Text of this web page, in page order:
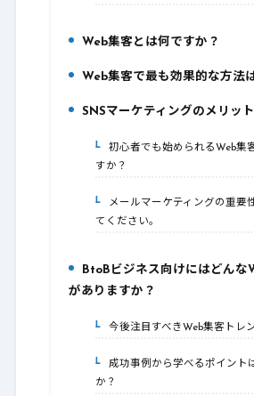
Web集客とは何ですか？
Web集客で最も効果的な方法
8.SNSマーケティングのメリッ
8-1.初心者でも始められるWeb集
すか？
8-2.メールマーケティングの重要
てください。
9.BtoBビジネス向けにはどんな
がありますか？
9-1.今後注目すべきWeb集客トレ
9-2.成功事例から学べるポイント
か？